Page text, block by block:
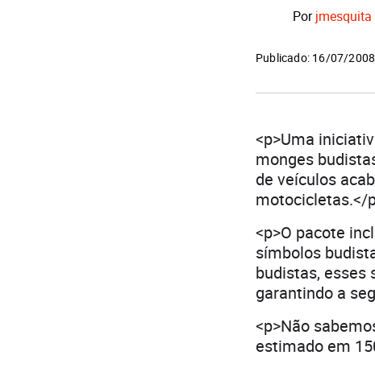
Porjmesquita
Publicado: 16/07/2008
<p>Uma
monges
de veículos
motocicletas.</
<p>O pacote
símbolos
budistas, esses
garantindo a
<p>Não
estimado em